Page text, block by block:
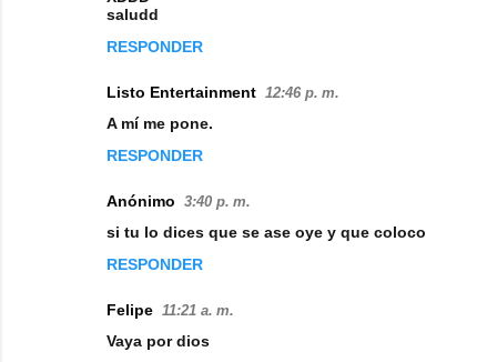
saludd
RESPONDER
Listo Entertainment 12:46 p. m.
A mí me pone.
RESPONDER
Anónimo 3:40 p. m.
si tu lo dices que se ase oye y que coloco
RESPONDER
Felipe 11:21 a. m.
Vaya por dios